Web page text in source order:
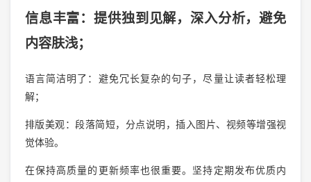
信息丰富：提供独到见解，深入分析，避免
内容肤浅；
语言简洁明了：避免冗长复杂的句子，尽量让读者轻松理
解；
排版美观：段落简短，分点说明，插入图片、视频等增强视
觉体验。
在保持高质量的更新频率也很重要。坚持定期发布优质内